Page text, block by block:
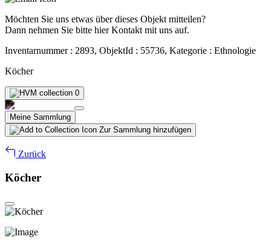
Möchten Sie uns etwas über dieses Objekt mitteilen?
Dann nehmen Sie bitte hier Kontakt mit uns auf.
Inventarnummer : 2893, ObjektId : 55736, Kategorie : Ethnologie
Köcher
0
Meine Sammlung
Zur Sammlung hinzufügen
Zurück
Köcher